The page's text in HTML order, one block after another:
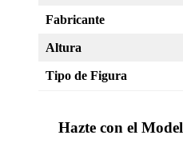
Fabricante
Altura
Tipo de Figura
Hazte con el